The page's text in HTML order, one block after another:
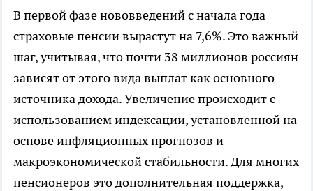
В первой фазе нововведений с начала года
страховые пенсии вырастут на 7,6%. Это важный
шаг, учитывая, что почти 38 миллионов россиян
зависят от этого вида выплат как основного
источника дохода. Увеличение происходит с
использованием индексации, установленной на
основе инфляционных прогнозов и
макроэкономической стабильности. Для многих
пенсионеров это дополнительная поддержка,